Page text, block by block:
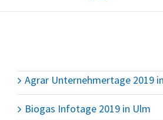
Agrar Unternehmertage 2019
Biogas Infotage 2019 in Ulm